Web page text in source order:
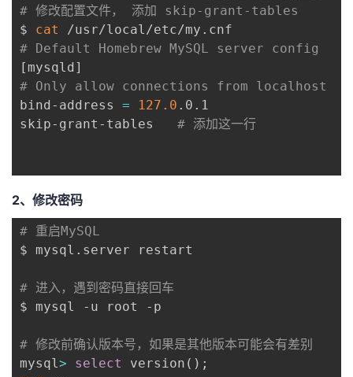
客
论
坛
的
圈
子
我
的
直
我
的
我
注
开
发
者
学
的
Programs
我
的
支
持
我
# 修改配置文件， 添加 skip-grant-tables
$ cat
# Default Homebrew MySQL server config
[ mysqld ]
# Only allow connections from localhost
bind-address = 127.0 .0.1
skip-grant-tables # 添加这一行
2、修改密码
# 重启MySQL
$ mysql.server restart
# 进入，遇到密码直接回车
$ mysql -u root -p
# 修改前确认版本号，如果是其他版本可能会有差别
mysql> select version ( ) ;